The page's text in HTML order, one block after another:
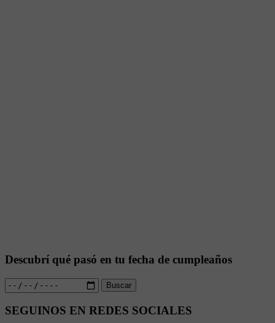
Descubrí qué pasó en tu fecha de cumpleaños
Buscar
SEGUINOS EN REDES SOCIALES